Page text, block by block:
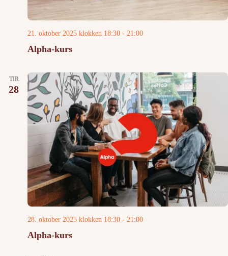
Alpha-kurs
21. oktober 2025 klokken 18:30 - 21:00
TIR
28
Alpha-kurs
28. oktober 2025 klokken 18:30 - 21:00